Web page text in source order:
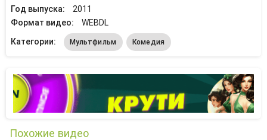
Год выпуска:
2011
Формат видео:
WEBDL
Категории:
Мультфильм Комедия
Похожие видео